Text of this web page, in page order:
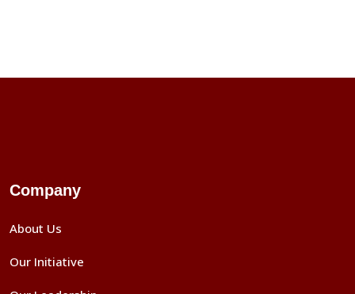
Company
About Us
Our Initiative